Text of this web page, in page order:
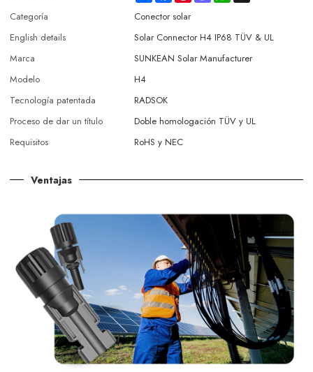
Categoría
Conector solar
English details
Solar Connector H4 IP68 TÜV & UL
Marca
SUNKEAN Solar Manufacturer
Modelo
H4
Tecnología patentada
RADSOK
Proceso de dar un título
Doble homologación TÜV y UL
Requisitos
RoHS y NEC
Ventajas